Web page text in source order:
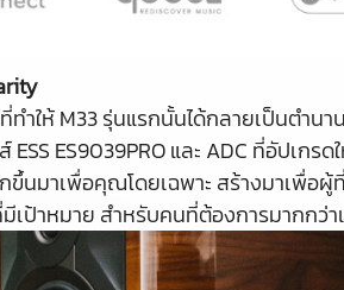
ำให้ M33 รุ่นแรกนั้นได้กลายเป็นตำ
ESS ES9039PRO และ ADC ที่อัปเ
นมาเพื่อคุณโดยเฉพาะ สร้างมาเพื่อ
ป้าหมาย สำหรับคนที่ต้องการมากกว่า